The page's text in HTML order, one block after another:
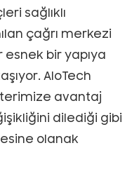
sağlıklı
çağrı merkezi
bir yapıya
AloTech
avantaj
dilediği gibi
olanak